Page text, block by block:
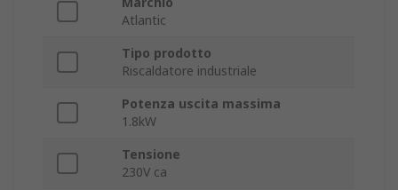
Atlantic
Tipo prodotto
Riscaldatore industriale
Potenza uscita massima
1.8kW
Tensione
230V ca